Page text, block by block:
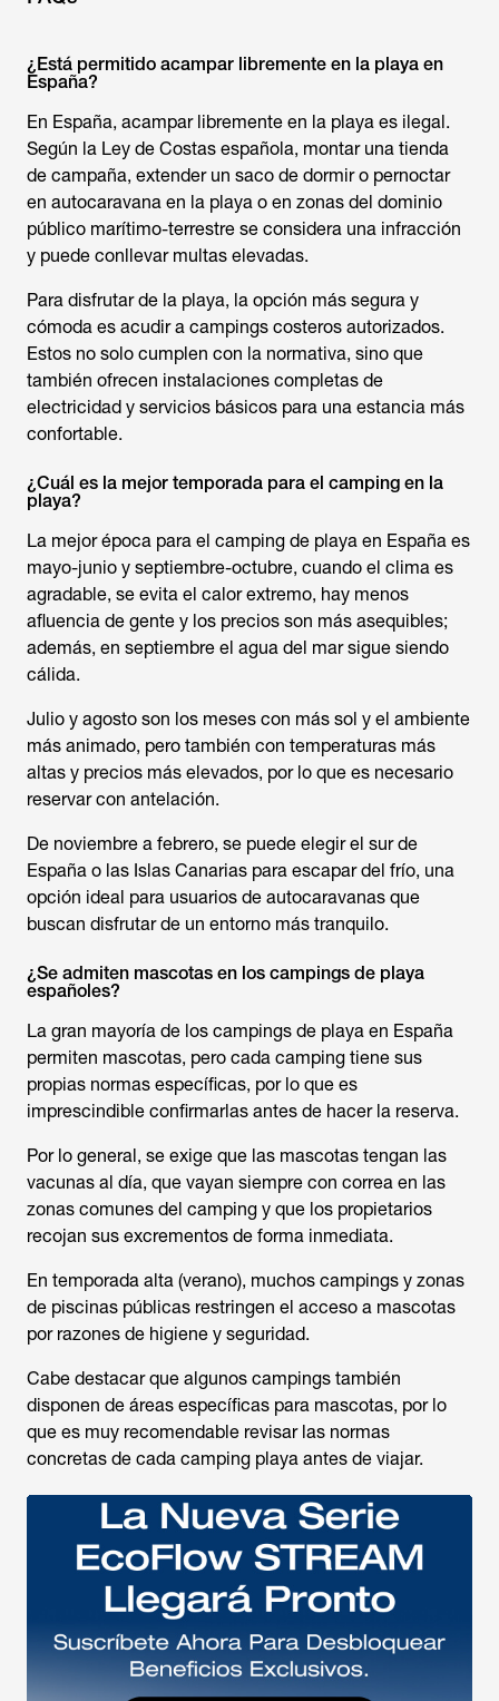
¿Está permitido acampar libremente en la playa en
España?
En España, acampar libremente en la playa es ilegal.
Según la Ley de Costas española, montar una tienda
de campaña, extender un saco de dormir o pernoctar
en autocaravana en la playa o en zonas del dominio
público marítimo-terrestre se considera una infracción
y puede conllevar multas elevadas.
Para disfrutar de la playa, la opción más segura y
cómoda es acudir a campings costeros autorizados.
Estos no solo cumplen con la normativa, sino que
también ofrecen instalaciones completas de
electricidad y servicios básicos para una estancia más
confortable.
¿Cuál es la mejor temporada para el camping en la
playa?
La mejor época para el camping de playa en España es
mayo-junio y septiembre-octubre, cuando el clima es
agradable, se evita el calor extremo, hay menos
afluencia de gente y los precios son más asequibles;
además, en septiembre el agua del mar sigue siendo
cálida.
Julio y agosto son los meses con más sol y el ambiente
más animado, pero también con temperaturas más
altas y precios más elevados, por lo que es necesario
reservar con antelación.
De noviembre a febrero, se puede elegir el sur de
España o las Islas Canarias para escapar del frío, una
opción ideal para usuarios de autocaravanas que
buscan disfrutar de un entorno más tranquilo.
¿Se admiten mascotas en los campings de playa
españoles?
La gran mayoría de los campings de playa en España
permiten mascotas, pero cada camping tiene sus
propias normas específicas, por lo que es
imprescindible confirmarlas antes de hacer la reserva.
Por lo general, se exige que las mascotas tengan las
vacunas al día, que vayan siempre con correa en las
zonas comunes del camping y que los propietarios
recojan sus excrementos de forma inmediata.
En temporada alta (verano), muchos campings y zonas
de piscinas públicas restringen el acceso a mascotas
por razones de higiene y seguridad.
Cabe destacar que algunos campings también
disponen de áreas específicas para mascotas, por lo
que es muy recomendable revisar las normas
concretas de cada camping playa antes de viajar.